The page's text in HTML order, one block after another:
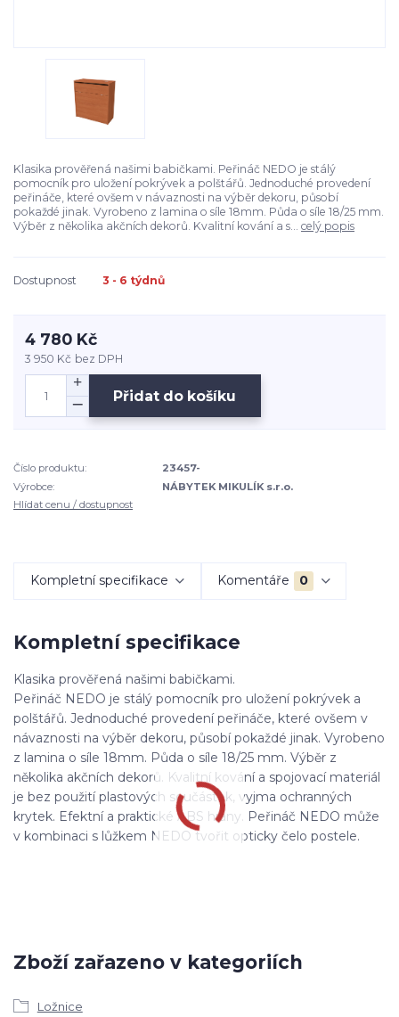
Klasika prověřená našimi babičkami. Peřináč NEDO je stálý
pomocník pro uložení pokrývek a polštářů. Jednoduché provedení
peřináče, které ovšem v návaznosti na výběr dekoru, působí
pokaždé jinak. Vyrobeno z lamina o síle 18mm. Půda o síle 18/25 mm.
Výběr z několika akčních dekorů. Kvalitní kování a s... celý popis
Dostupnost 3 - 6 týdnů
4 780 Kč
3 950 Kč bez DPH
Přidat do košíku
Číslo produktu:
23457-
Výrobce:
NÁBYTEK MIKULÍK s.r.o.
Hlídat cenu / dostupnost
Kompletní specifikace Komentáře 0
Kompletní specifikace
Klasika prověřená našimi babičkami.
Peřináč NEDO je stálý pomocník pro uložení pokrývek a
polštářů. Jednoduché provedení peřináče, které ovšem v
návaznosti na výběr dekoru, působí pokaždé jinak. Vyrobeno
z lamina o síle 18mm. Půda o síle 18/25 mm. Výběr z
několika akčních dekorů. Kvalitní kování a spojovací materiál
je bez použití plastových součástek, vyjma ochranných
krytek. Efektní a praktické ABS hrany. Peřináč NEDO může
v kombinaci s lůžkem NEDO tvořit opticky čelo postele.
Zboží zařazeno v kategoriích
Ložnice